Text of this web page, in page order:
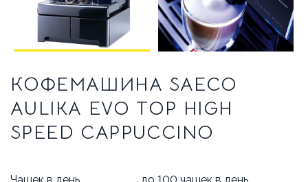
УСЛОВИЯ ВОЗВРАТА
БРЕНДЫ
АКЦИИ
ОПЛАТА И ДОСТАВКА
КОФЕМАШИНА SAECO
AULIKA EVO TOP HIGH
SPEED CAPPUCCINO